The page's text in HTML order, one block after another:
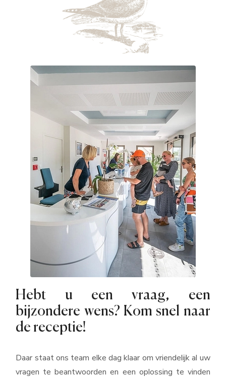
Hebt u een vraag, een
bijzondere wens? Kom snel naar
de receptie!
Daar staat ons team elke dag klaar om vriendelijk al uw
vragen te beantwoorden en een oplossing te vinden